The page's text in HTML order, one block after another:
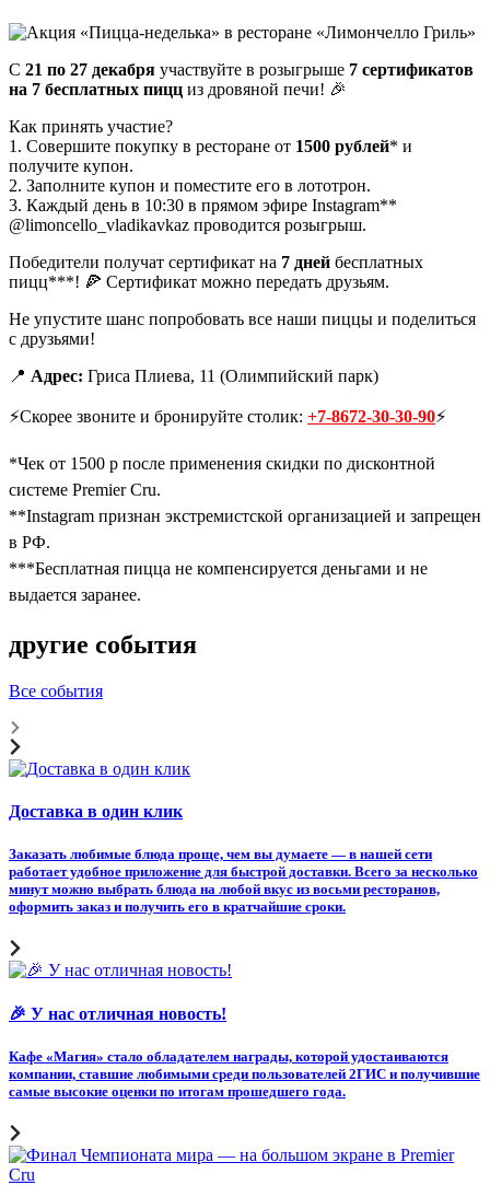
С 21 по 27 декабря участвуйте в розыгрыше 7 сертификатов
на 7 бесплатных пицц из дровяной печи! 🎉
Как принять участие?
1. Совершите покупку в ресторане от 1500 рублей* и
получите купон.
2. Заполните купон и поместите его в лототрон.
3. Каждый день в 10:30 в прямом эфире Instagram**
@limoncello_vladikavkaz проводится розыгрыш.
Победители получат сертификат на 7 дней бесплатных
пицц***! 🍕 Сертификат можно передать друзьям.
Не упустите шанс попробовать все наши пиццы и поделиться
с друзьями!
📍 Адрес: Гриса Плиева, 11 (Олимпийский парк)
⚡️Скорее звоните и бронируйте столик: +7-8672-30-30-90⚡️
*Чек от 1500 р после применения скидки по дисконтной
системе Premier Cru.
**Instagram признан экстремистской организацией и запрещен
в РФ.
***Бесплатная пицца не компенсируется деньгами и не
выдается заранее.
другие события
Все события
Доставка в один клик
Заказать любимые блюда проще, чем вы думаете — в нашей сети
работает удобное приложение для быстрой доставки. Всего за несколько
минут можно выбрать блюда на любой вкус из восьми ресторанов,
оформить заказ и получить его в кратчайшие сроки.
🎉 У нас отличная новость!
Кафе «Магия» стало обладателем награды, которой удостаиваются
компании, ставшие любимыми среди пользователей 2ГИС и получившие
самые высокие оценки по итогам прошедшего года.